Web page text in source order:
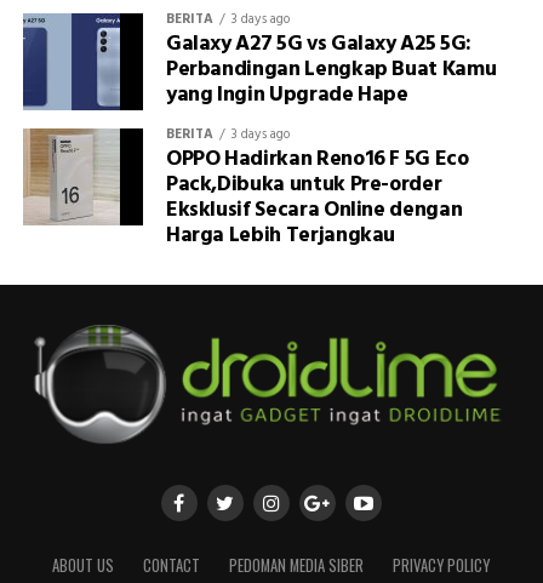
BERITA 3 days ago
Galaxy A27 5G vs Galaxy A25 5G:
Perbandingan Lengkap Buat Kamu
yang Ingin Upgrade Hape
BERITA 3 days ago
OPPO Hadirkan Reno16 F 5G Eco
Pack,Dibuka untuk Pre-order
Eksklusif Secara Online dengan
Harga Lebih Terjangkau
ABOUT US CONTACT PEDOMAN MEDIA SIBER PRIVACY POLICY